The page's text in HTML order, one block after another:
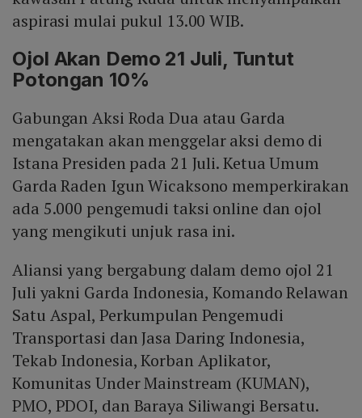
aspirasi mulai pukul 13.00 WIB.
Ojol Akan Demo 21 Juli, Tuntut
Potongan 10%
Gabungan Aksi Roda Dua atau Garda
mengatakan akan menggelar aksi demo di
Istana Presiden pada 21 Juli. Ketua Umum
Garda Raden Igun Wicaksono memperkirakan
ada 5.000 pengemudi taksi online dan ojol
yang mengikuti unjuk rasa ini.
Aliansi yang bergabung dalam demo ojol 21
Juli yakni Garda Indonesia, Komando Relawan
Satu Aspal, Perkumpulan Pengemudi
Transportasi dan Jasa Daring Indonesia,
Tekab Indonesia, Korban Aplikator,
Komunitas Under Mainstream (KUMAN),
PMO, PDOI, dan Baraya Siliwangi Bersatu.